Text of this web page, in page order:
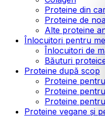
Proteine din
Proteine de
Alte proteine
Înlocuitori pentru
Înlocuitori de
Băuturi
Proteine după scop
Proteine
Proteine
Proteine
Proteine vegane și